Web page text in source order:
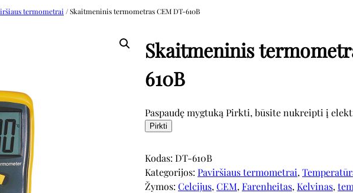
termometrai / Skaitmeninis termometras CEM DT-610B
Skaitmeninis
610B
Paspaudę mygtuką Pirkti, būsite nukreipti į
Pirkti
Kodas: DT-610B
Kategorijos: Paviršiaus termometrai,
Žymos: Celcijus, CEM, Farenheitas, Kelvinas,